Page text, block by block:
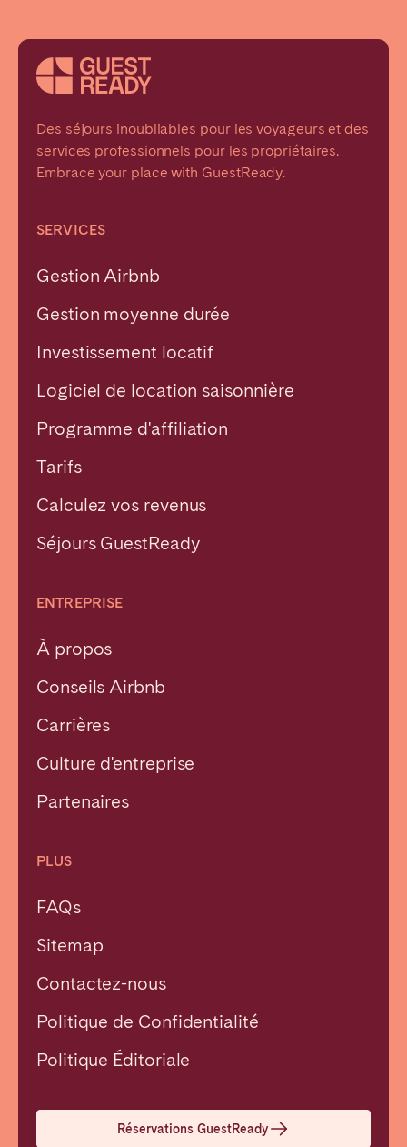
Des séjours inoubliables pour les voyageurs et des
services professionnels pour les propriétaires.
Embrace your place with GuestReady.
SERVICES
Gestion Airbnb
Gestion moyenne durée
Investissement locatif
Logiciel de location saisonnière
Programme d'affiliation
Tarifs
Calculez vos revenus
Séjours GuestReady
ENTREPRISE
À propos
Conseils Airbnb
Carrières
Culture d'entreprise
Partenaires
PLUS
FAQs
Sitemap
Contactez-nous
Politique de Confidentialité
Politique Éditoriale
Réservations GuestReady
Choisir la langue